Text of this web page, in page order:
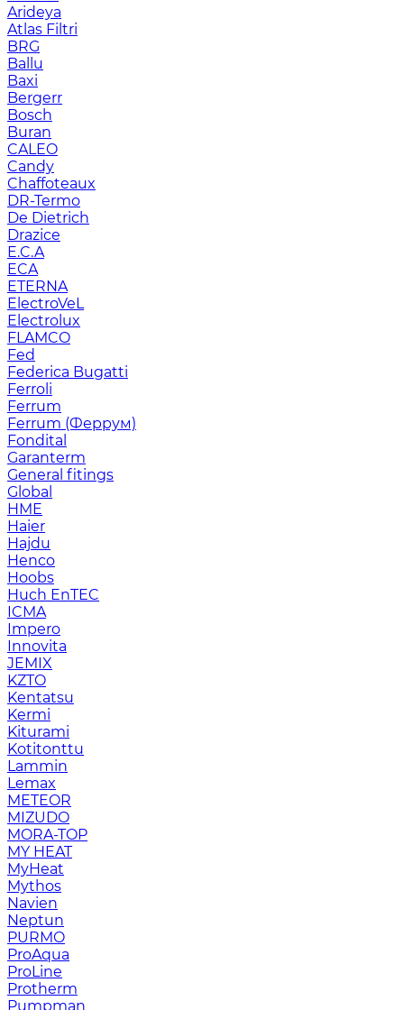
Arideya
Atlas Filtri
BRG
Ballu
Baxi
Bergerr
Bosch
Buran
CALEO
Candy
Chaffoteaux
DR-Termo
De Dietrich
Drazice
E.C.A
ECA
ETERNA
ElectroVeL
Electrolux
FLAMCO
Fed
Federica Bugatti
Ferroli
Ferrum
Ferrum (Феррум)
Fondital
Garanterm
General fitings
Global
HME
Haier
Hajdu
Henco
Hoobs
Huch EnTEC
ICMA
Impero
Innovita
JEMIX
KZTO
Kentatsu
Kermi
Kiturami
Kotitonttu
Lammin
Lemax
METEOR
MIZUDO
MORA-TOP
MY HEAT
MyHeat
Mythos
Navien
Neptun
PURMO
ProAqua
ProLine
Protherm
Pumpman